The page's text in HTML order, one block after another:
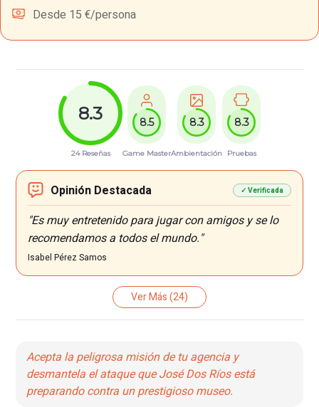
Desde 15 €/persona
8.3
24 Reseñas
8.5
Game Master
8.3
Ambientación
8.3
Pruebas
Opinión Destacada ✓ Verificada
"Es muy entretenido para jugar con amigos y se lo
recomendamos a todos el mundo."
Isabel Pérez Samos
Ver Más(24)
Acepta la peligrosa misión de tu agencia y
desmantela el ataque que José Dos Ríos está
preparando contra un prestigioso museo.